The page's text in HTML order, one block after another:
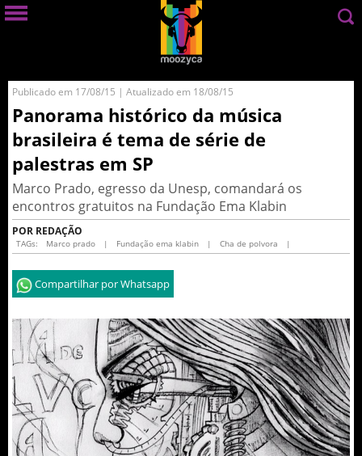
Publicado em 17/08/15 | Atualizado em 18/08/15
Panorama histórico da música
brasileira é tema de série de
palestras em SP
Marco Prado, egresso da Unesp, comandará os
encontros gratuitos na Fundação Ema Klabin
POR REDAÇÃO
TAGs: Marco prado | Fundação ema klabin | Cha de polvora |
Compartilhar por Whatsapp